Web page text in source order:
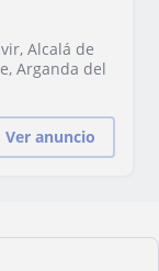
Alcalá de
Arganda del
Ver anuncio